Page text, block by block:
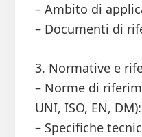
– Ambito di
– Documenti di
3. Normative e
– Norme di
UNI, ISO, EN, DM):
– Specifiche